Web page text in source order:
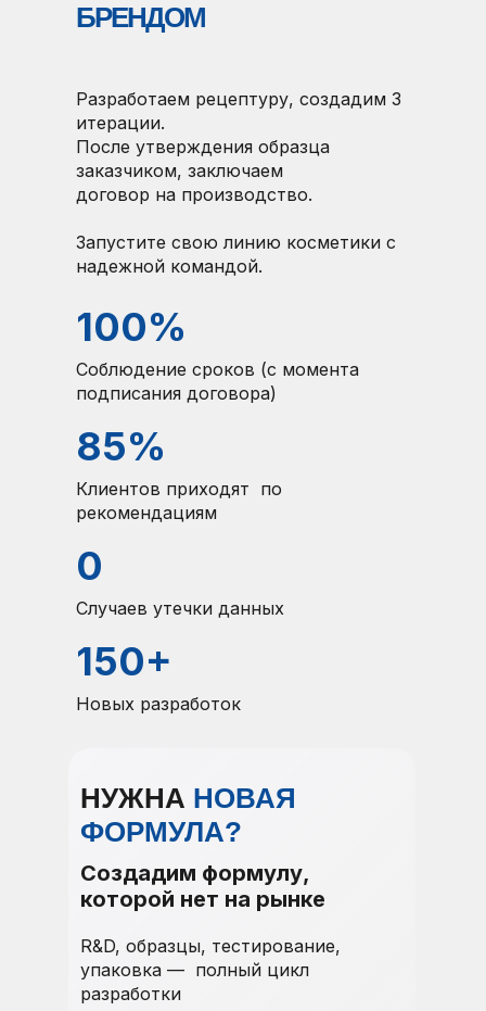
100%
Соблюдение сроков (с момента
подписания договора)
85%
Клиентов приходят по
рекомендациям
0
Случаев утечки данных
150+
Новых разработок
Разработаем рецептуру, создадим 3
итерации.
После утверждения образца
заказчиком, заключаем
договор на производство.
Запустите свою линию косметики с
надежной командой.
БРЕНДОМ
Создадим формулу,
которой нет на рынке
НУЖНА НОВАЯ
ФОРМУЛА?
R&D, образцы, тестирование,
упаковка — полный цикл
разработки